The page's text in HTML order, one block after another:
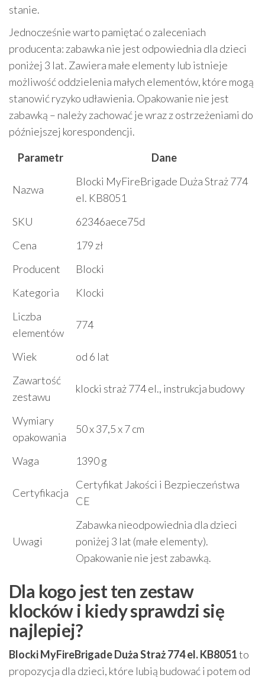
stanie.
Jednocześnie warto pamiętać o zaleceniach
producenta: zabawka nie jest odpowiednia dla dzieci
poniżej 3 lat. Zawiera małe elementy lub istnieje
możliwość oddzielenia małych elementów, które mogą
stanowić ryzyko udławienia. Opakowanie nie jest
zabawką – należy zachować je wraz z ostrzeżeniami do
późniejszej korespondencji.
Parametr
Dane
Nazwa
Blocki MyFireBrigade Duża Straż 774
el. KB8051
SKU
62346aece75d
Cena
179 zł
Producent
Blocki
Kategoria
Klocki
Liczba
elementów
774
Wiek
od 6 lat
Zawartość
zestawu
klocki straż 774 el., instrukcja budowy
Wymiary
opakowania
50 x 37,5 x 7 cm
Waga 1390 g
Certyfikacja
Certyfikat Jakości i Bezpieczeństwa
CE
Uwagi
Zabawka nieodpowiednia dla dzieci
poniżej 3 lat (małe elementy).
Opakowanie nie jest zabawką.
Dla kogo jest ten zestaw
klocków i kiedy sprawdzi się
najlepiej?
Blocki MyFireBrigade Duża Straż 774 el. KB8051to
propozycja dla dzieci, które lubią budować i potem od